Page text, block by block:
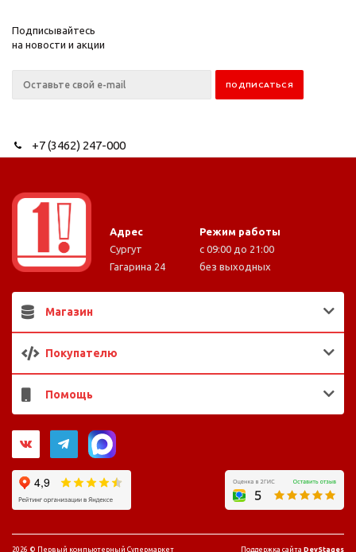
Подписывайтесь
на новости и акции
+7 (3462) 247-000
Адрес
Сургут
Гагарина 24
Режим работы
с 09:00 до 21:00
без выходных
Магазин
Покупателю
Помощь
2026 © Первый компьютерный Супермаркет Поддержка сайта DevStages